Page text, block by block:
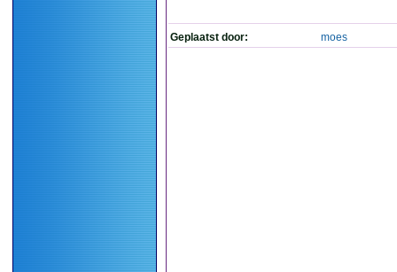
Geplaatst door: moes